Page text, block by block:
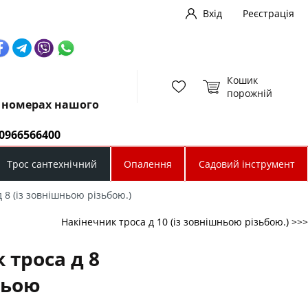
Вхід Реєстрація
номерах нашого
Кошик
порожній
Трос сантехнічний Опалення Садовий інструмент
8 (із зовнішньою різьбою.)
Накінечник троса д 10 (із зовнішньою різьбою.) >>>
д 8